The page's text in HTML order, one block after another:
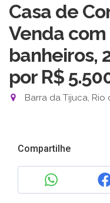
Casa de
Venda com
banheiros,
por R$
Barra da Tijuca, Rio
Compartilhe